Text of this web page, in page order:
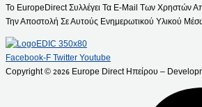
Το EuropeDirect Συλλέγει Τα E-Mail Των Χρηστών
Την Αποστολή Σε Αυτούς Ενημερωτικού Υλικού
Facebook-F Twitter Youtube
Copyright © 2026 Europe Direct Ηπείρου –